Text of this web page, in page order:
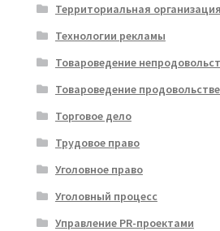
Территориальная
Технологии рекламы
Товароведение
Товароведение
Торговое дело
Трудовое право
Уголовное право
Уголовный процесс
Управление PR-проектами